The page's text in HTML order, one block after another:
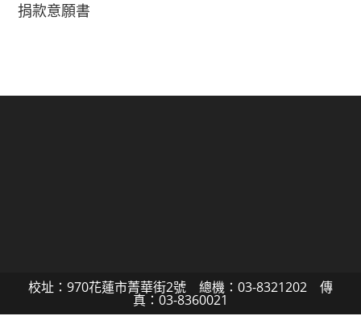
捐款意願書
校址：970花蓮市菁華街2號 總機：03-8321202 傳
真：03-8360021